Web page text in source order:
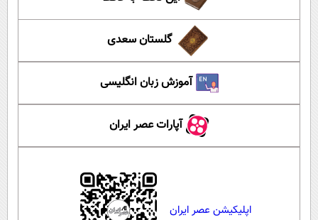
گلستان سعدی
آموزش زبان انگلیسی
آپارات عصر ایران
اپلیکیشن عصر ایران